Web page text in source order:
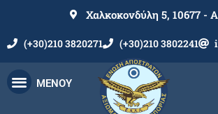
Χαλκοκονδύλη 5, 10677 -
(+30)210 3820271 (+30)210 3802241
ΜΕΝΟΥ